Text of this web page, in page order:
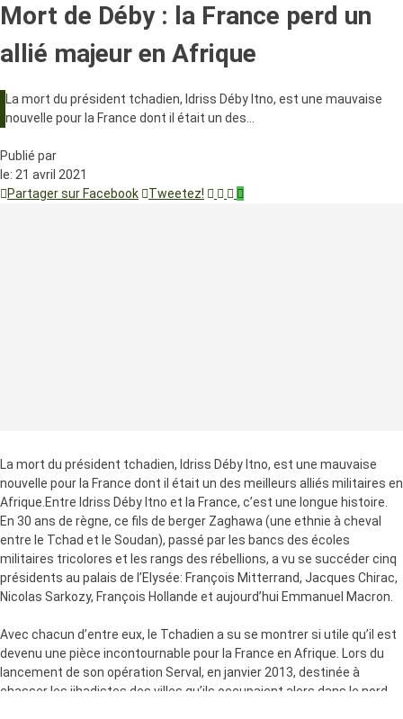
Mort de Déby : la France perd un
allié majeur en Afrique
La mort du président tchadien, Idriss Déby Itno, est une mauvaise
nouvelle pour la France dont il était un des…
Publié par
le: 21 avril 2021
Partager sur Facebook
Tweetez!
La mort du président tchadien, Idriss Déby Itno, est une mauvaise
nouvelle pour la France dont il était un des meilleurs alliés militaires en
Afrique.Entre Idriss Déby Itno et la France, c’est une longue histoire.
En 30 ans de règne, ce fils de berger Zaghawa (une ethnie à cheval
entre le Tchad et le Soudan), passé par les bancs des écoles
militaires tricolores et les rangs des rébellions, a vu se succéder cinq
présidents au palais de l’Elysée: François Mitterrand, Jacques Chirac,
Nicolas Sarkozy, François Hollande et aujourd’hui Emmanuel Macron.
Avec chacun d’entre eux, le Tchadien a su se montrer si utile qu’il est
devenu une pièce incontournable pour la France en Afrique. Lors du
lancement de son opération Serval, en janvier 2013, destinée à
chasser les jihadistes des villes qu’ils occupaient alors dans le nord